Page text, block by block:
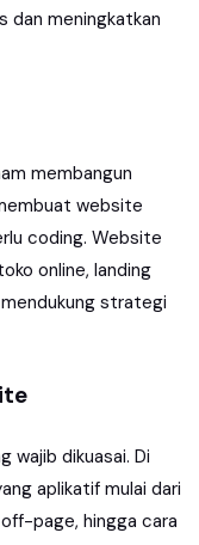
dan meningkatkan
membangun
website
coding. Website
online, landing
strategi
wajib dikuasai. Di
aplikatif mulai dari
page, hingga cara